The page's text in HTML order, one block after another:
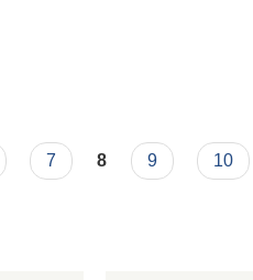
7 8 9 10